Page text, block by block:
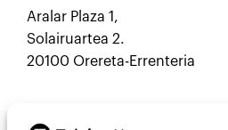
Aralar Plaza 1,
Solairuartea 2.
20100 Orereta-Errenteria